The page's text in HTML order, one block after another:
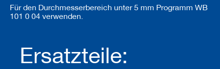
Für den Durchmesserbereich unter 5 mm Programm WB
101 0 04 verwenden.
Ersatzteile: